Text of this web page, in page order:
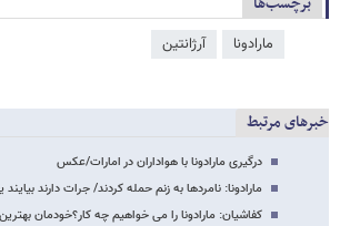
مارادونا آرژانتین
خبرهای مرتبط
درگیری مارادونا با هواداران در امارات/عکس
مارادونا: نامردها به زنم حمله کردند/ جرات دارند بیایند
کفاشیان: مارادونا را می خواهیم چه کار؟خودمان بهترین